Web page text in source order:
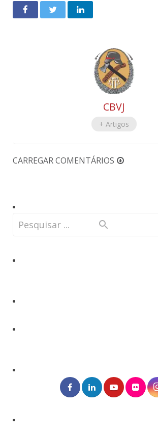
CBVJ
+ Artigos
CARREGAR COMENTÁRIOS